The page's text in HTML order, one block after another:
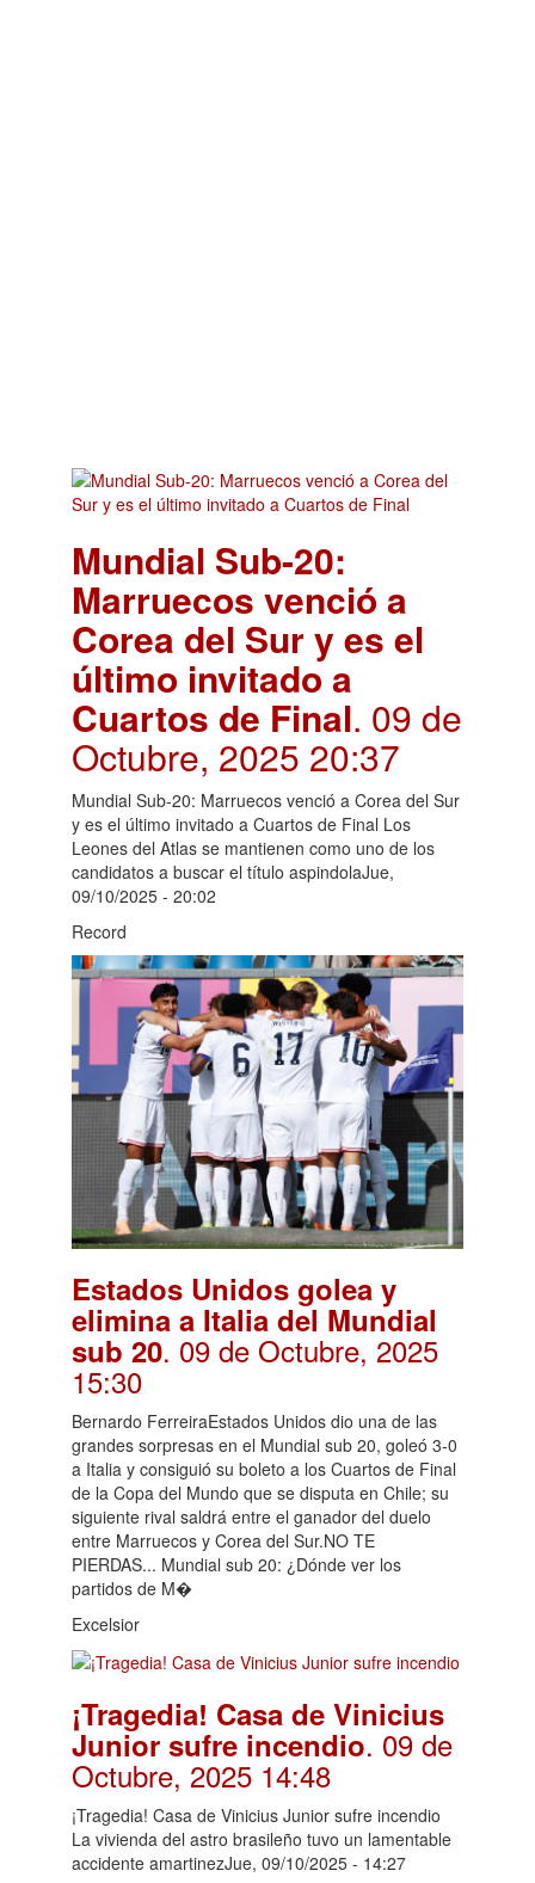
Mundial Sub-20:
Marruecos venció a
Corea del Sur y es el
último invitado a
Cuartos de Final. 09 de
Octubre, 2025 20:37
Mundial Sub-20: Marruecos venció a Corea del Sur
y es el último invitado a Cuartos de Final Los
Leones del Atlas se mantienen como uno de los
candidatos a buscar el título aspindolaJue,
09/10/2025 - 20:02
Record
Estados Unidos golea y
elimina a Italia del Mundial
sub 20. 09 de Octubre, 2025
15:30
Bernardo FerreiraEstados Unidos dio una de las
grandes sorpresas en el Mundial sub 20, goleó 3-0
a Italia y consiguió su boleto a los Cuartos de Final
de la Copa del Mundo que se disputa en Chile; su
siguiente rival saldrá entre el ganador del duelo
entre Marruecos y Corea del Sur.NO TE
PIERDAS... Mundial sub 20: ¿Dónde ver los
partidos de M�
Excelsior
¡Tragedia! Casa de Vinicius
Junior sufre incendio. 09 de
Octubre, 2025 14:48
¡Tragedia! Casa de Vinicius Junior sufre incendio
La vivienda del astro brasileño tuvo un lamentable
accidente amartinezJue, 09/10/2025 - 14:27